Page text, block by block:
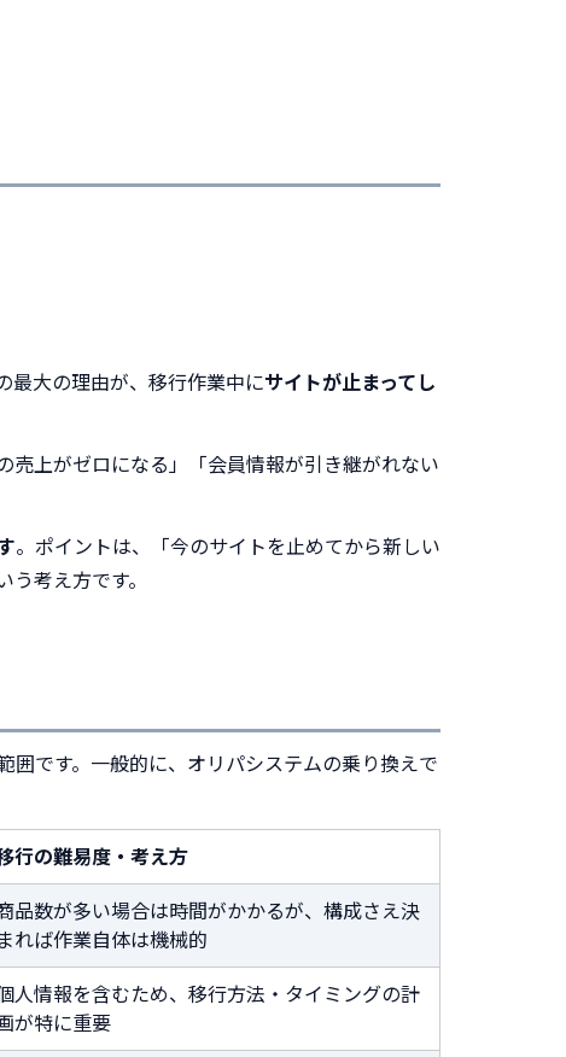
最大の理由が、移行作業中にサイトが止まってし
売上がゼロになる」「会員情報が引き継がれない
。ポイントは、「今のサイトを止めてから新しい
考え方です。
です。一般的に、オリパシステムの乗り換えで
行の難易度・考え方
品数が多い場合は時間がかかるが、構成さえ決
まれば作業自体は機械的
人情報を含むため、移行方法・タイミングの計
が特に重要